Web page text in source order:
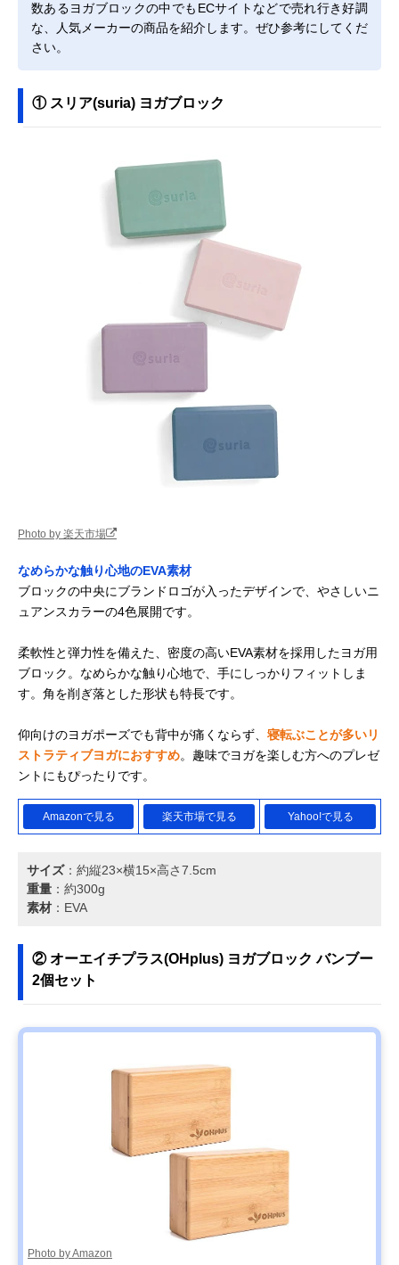
数あるヨガブロックの中でもECサイトなどで売れ行き好調
な、人気メーカーの商品を紹介します。ぜひ参考にしてくだ
さい。
① スリア(suria) ヨガブロック
Photo by 楽天市場
なめらかな触り心地のEVA素材
ブロックの中央にブランドロゴが入ったデザインで、やさしいニ
ュアンスカラーの4色展開です。
柔軟性と弾力性を備えた、密度の高いEVA素材を採用したヨガ用
ブロック。なめらかな触り心地で、手にしっかりフィットしま
す。角を削ぎ落とした形状も特長です。
仰向けのヨガポーズでも背中が痛くならず、 寝転ぶことが多いリ
ストラティブヨガにおすすめ。趣味でヨガを楽しむ方へのプレゼ
ントにもぴったりです。
Amazonで見る 楽天市場で見る Yahoo!で見る
サイズ：約縦23×横15×高さ7.5cm
重量 ：約300g
素材 ：EVA
② オーエイチプラス(OHplus) ヨガブロック バンブー
2個セット
Photo by Amazon